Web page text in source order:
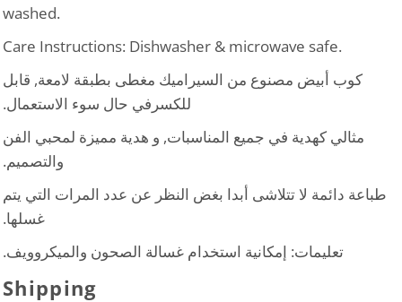
washed.
Care Instructions: Dishwasher & microwave safe.
كوب أبيض مصنوع من السيراميك مغطى بطبقة لامعة, قابل
للكسرفي حال سوء الاستعمال.
مثالي كهدية في جميع المناسبات, و هدية مميزة لمحبي الفن
والتصميم.
طباعة دائمة لا تتلاشى أبدا بغض النظر عن عدد المرات التي يتم
غسلها.
تعليمات: إمكانية استخدام غسالة الصحون والميكروويف.
Shipping